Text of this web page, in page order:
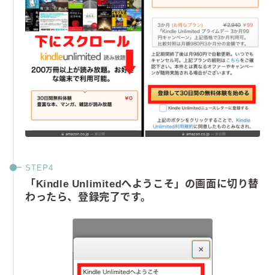
「Kindle Unlimitedへようこそ」の画面に切り替
わったら、登録完了です。